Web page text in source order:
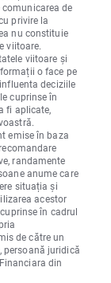
de
privire la
nu constituie
viitoare.
viitoare și
o face pe
deciziile
cuprinse în
fi aplicate,
emise în baza
randamente
anume care
situația și
acestor
în cadrul
de către un
persoană juridică
din